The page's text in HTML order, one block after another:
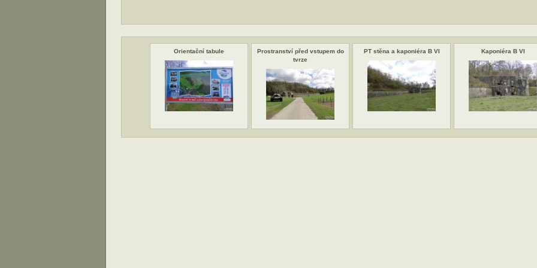
Orientační tabule
Prostranství před vstupem do
tvrze
PT stěna a kaponiéra B VI Kaponiéra B VI